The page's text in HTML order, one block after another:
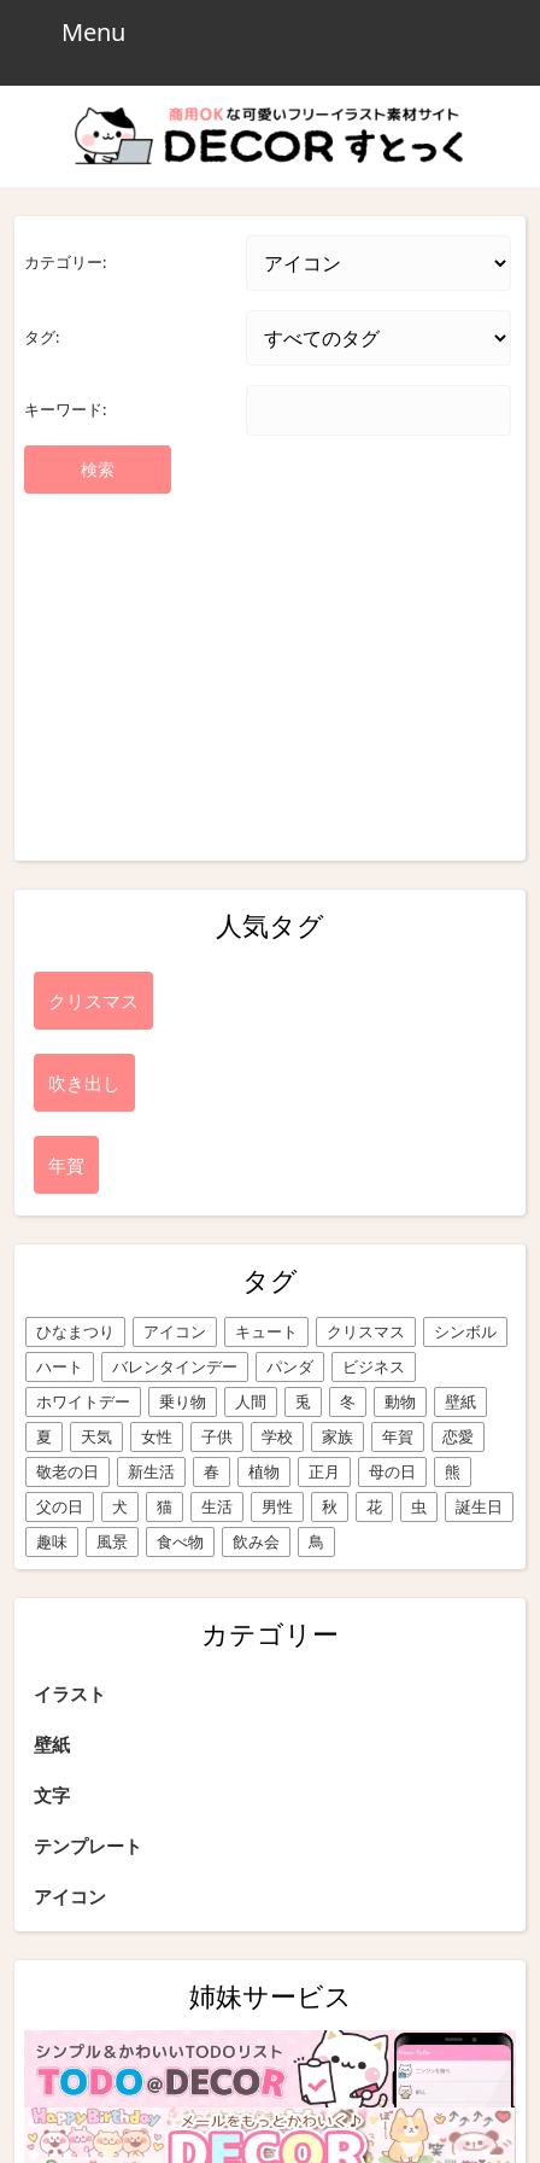
Menu
カテゴリー:
タグ:
キーワード:
人気タグ
クリスマス
吹き出し
年賀
タグ
ひなまつり アイコン キュート クリスマス
シンボル
ハート
バレンタインデー パンダ
ビジネス
ホワイトデー
乗り物 人間 兎 冬 動物
壁紙
夏
天気 女性 子供 学校 家族 年賀
恋愛
敬老の日
新生活 春 植物 正月 母の日
熊
父の日
犬 猫 生活 男性 秋 花 虫
誕生日
趣味
風景 食べ物 飲み会 鳥
カテゴリー
イラスト
壁紙
文字
テンプレート
アイコン
姉妹サービス